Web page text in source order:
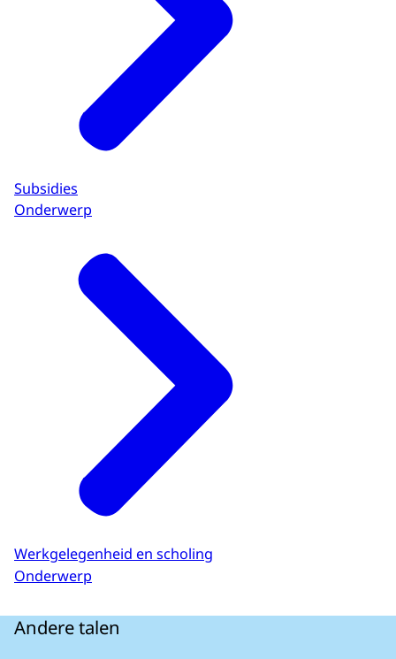
Subsidies
Onderwerp
Werkgelegenheid en scholing
Onderwerp
Andere talen